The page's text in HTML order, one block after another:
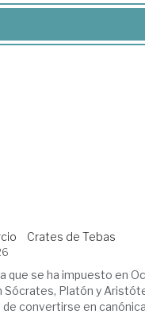
Crates de Tebas
que se ha impuesto en
Sócrates, Platón y
convertirse en